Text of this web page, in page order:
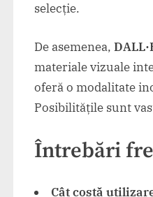
selecție.
De asemenea,
materiale vizuale
oferă o modalitate
Posibilitățile sunt
Întrebări
Cât costă